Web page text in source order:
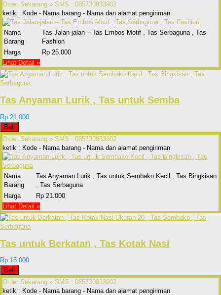
Order Sekarang » SMS : 085730933902
ketik : Kode - Nama barang - Nama dan alamat pengiriman
Nama
Barang
Tas Jalan-jalan – Tas Embos Motif , Tas Serbaguna , Tas
Fashion
Harga
Rp 25.000
Lihat Detail »
Tas Anyaman Lurik , Tas untuk Semba
Rp 21.000
Beli
Order Sekarang » SMS : 085730933902
ketik : Kode - Nama barang - Nama dan alamat pengiriman
Nama
Barang
Tas Anyaman Lurik , Tas untuk Sembako Kecil , Tas Bingkisan
, Tas Serbaguna
Harga
Rp 21.000
Lihat Detail »
Tas untuk Berkatan , Tas Kotak Nasi
Rp 15.000
Beli
Order Sekarang » SMS : 085730933902
ketik : Kode - Nama barang - Nama dan alamat pengiriman